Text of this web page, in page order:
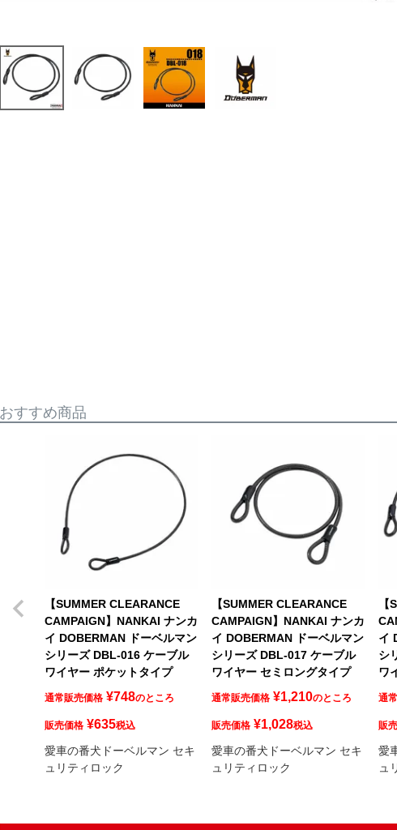
おすすめ商品
【SUMMER CLEARANCE
CAMPAIGN】NANKAI ナンカ
イ DOBERMAN ドーベルマン
シリーズ DBL-016 ケーブル
ワイヤー ポケットタイプ
通常販売価格 ¥748のところ
販売価格 ¥635税込
愛車の番犬ドーベルマン セキ
ュリティロック
【SUMMER CLEARANCE
CAMPAIGN】NANKAI ナンカ
イ DOBERMAN ドーベルマン
シリーズ DBL-017 ケーブル
ワイヤー セミロングタイプ
通常販売価格 ¥1,210のところ
販売価格 ¥1,028税込
愛車の番犬ドーベルマン セキ
ュリティロック
イ
シ
ワ
通
販
愛
ュ